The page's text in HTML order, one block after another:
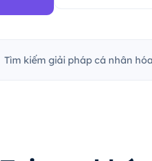
Tìm kiếm giải pháp cá nhân